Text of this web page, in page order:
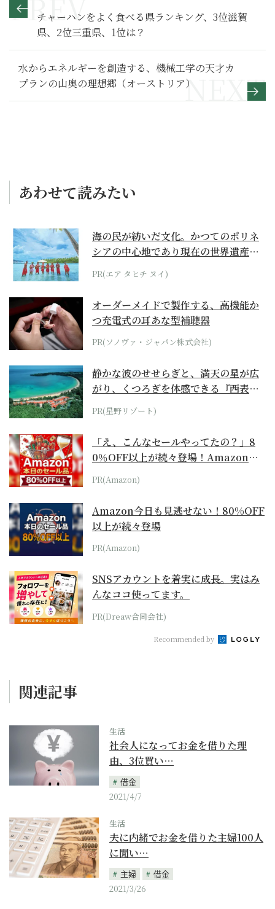
チャーハンをよく食べる県ランキング、3位滋賀
県、2位三重県、1位は？
水からエネルギーを創造する、機械工学の天才カ
プランの山奥の理想郷（オーストリア）
あわせて読みたい
海の民が紡いだ文化。かつてのポリネ
シアの中心地であり現在の世界遺産か
らみえてくる...
PR(エア タヒチ ヌイ)
オーダーメイドで製作する、高機能か
つ充電式の耳あな型補聴器
PR(ソノヴァ・ジャパン株式会社)
静かな波のせせらぎと、満天の星が広
がり、くつろぎを体感できる『西表島
ホテル by...
PR(星野リゾート)
「え、こんなセールやってたの？」8
0％OFF以上が続々登場！Amazonの
本気が...
PR(Amazon)
Amazon今日も見逃せない！80%OFF
以上が続々登場
PR(Amazon)
SNSアカウントを着実に成長。実はみ
んなココ使ってます。
PR(Dreaw合同会社)
Recommended by
関連記事
生活
社会人になってお金を借りた理
由、3位買い…
借金
2021/4/7
生活
夫に内緒でお金を借りた主婦100人
に聞い…
主婦
借金
2021/3/26